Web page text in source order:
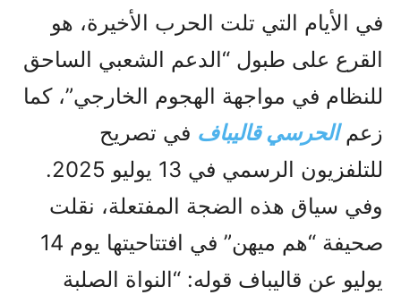
في الأيام التي تلت الحرب الأخيرة، هو
القرع على طبول “الدعم الشعبي الساحق
للنظام في مواجهة الهجوم الخارجي”، كما
زعمالحرسي قاليباف في تصريح
للتلفزيون الرسمي في 13 يوليو 2025.
وفي سياق هذه الضجة المفتعلة، نقلت
صحيفة “هم ميهن” في افتتاحيتها يوم 14
يوليو عن قاليباف قوله: “النواة الصلبة